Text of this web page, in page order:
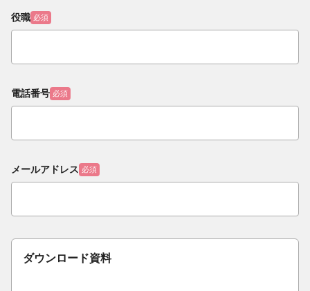
役職 必須
電話番号 必須
メールアドレス 必須
ダウンロード資料